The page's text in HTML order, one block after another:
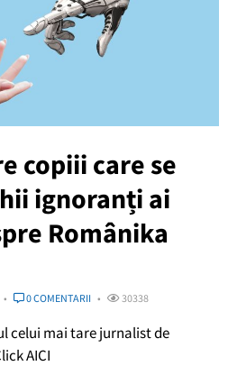
copiii care se
ignoranți ai
Românika
0 COMENTARII 30338
celui mai tare jurnalist de
AICI